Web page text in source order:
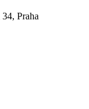
Praha